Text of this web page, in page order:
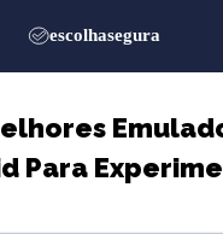
Para